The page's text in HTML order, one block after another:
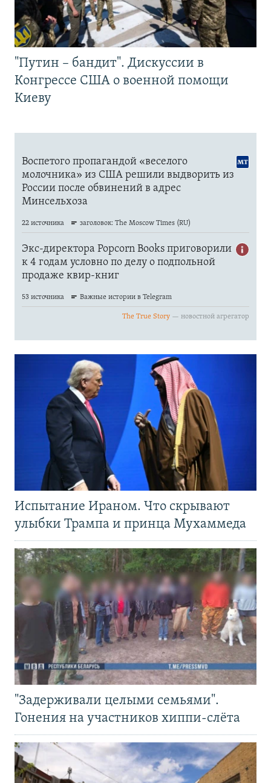
"Путин – бандит". Дискуссии в
Конгрессе США о военной помощи
Киеву
Испытание Ираном. Что скрывают
улыбки Трампа и принца Мухаммеда
"Задерживали целыми семьями".
Гонения на участников хиппи-слёта